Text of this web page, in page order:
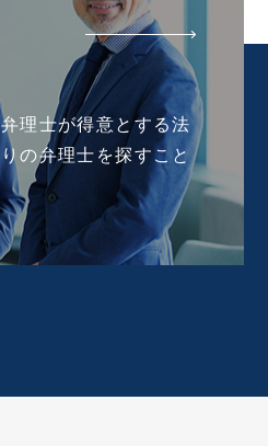
理士が得意とする法
の弁理士を探すこと